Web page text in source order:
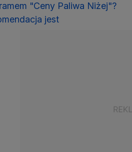
"Ceny Paliwa Niżej"?
jest